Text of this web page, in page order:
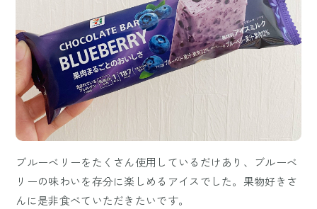
ブルーベリーをたくさん使用しているだけあり、ブルーベ
リーの味わいを存分に楽しめるアイスでした。果物好きさ
んに是非食べていただきたいです。